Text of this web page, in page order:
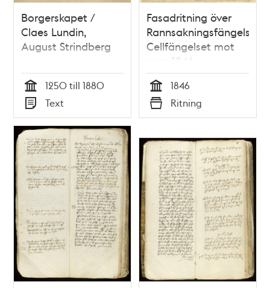
Borgerskapet /
Claes Lundin,
August Strindberg
Tid
1250 till 1880
Typ
Text
Fasadritning över
Rannsakningsfängelset/
Cellfängelset mot
norr, 1846
Tid
1846
Typ
Ritning